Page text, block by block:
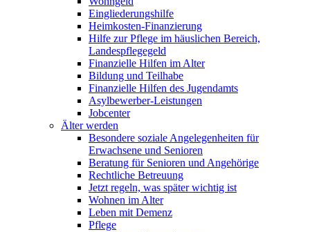
Eingliederungshilfe
Heimkosten-Finanzierung
Hilfe zur Pflege im häuslichen Bereich,
Landespflegegeld
Finanzielle Hilfen im Alter
Bildung und Teilhabe
Finanzielle Hilfen des Jugendamts
Asylbewerber-Leistungen
Jobcenter
Älter werden
Besondere soziale Angelegenheiten für
Erwachsene und Senioren
Beratung für Senioren und Angehörige
Rechtliche Betreuung
Jetzt regeln, was später wichtig ist
Wohnen im Alter
Leben mit Demenz
Pflege